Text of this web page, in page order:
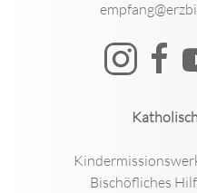
Bischöfliches